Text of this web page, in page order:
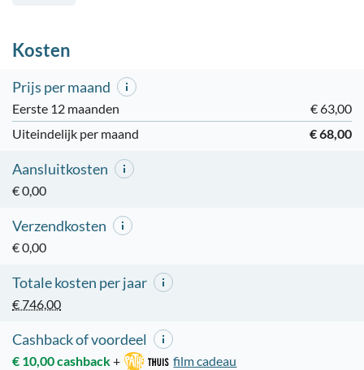
Kosten
Prijs per maand
Eerste 12 maanden
€ 63,00
Uiteindelijk per maand
€ 68,00
Aansluitkosten
€ 0,00
Verzendkosten
€ 0,00
Totale kosten per jaar
€ 746,00
Cashback of voordeel
€ 10,00 cashback+ film cadeau